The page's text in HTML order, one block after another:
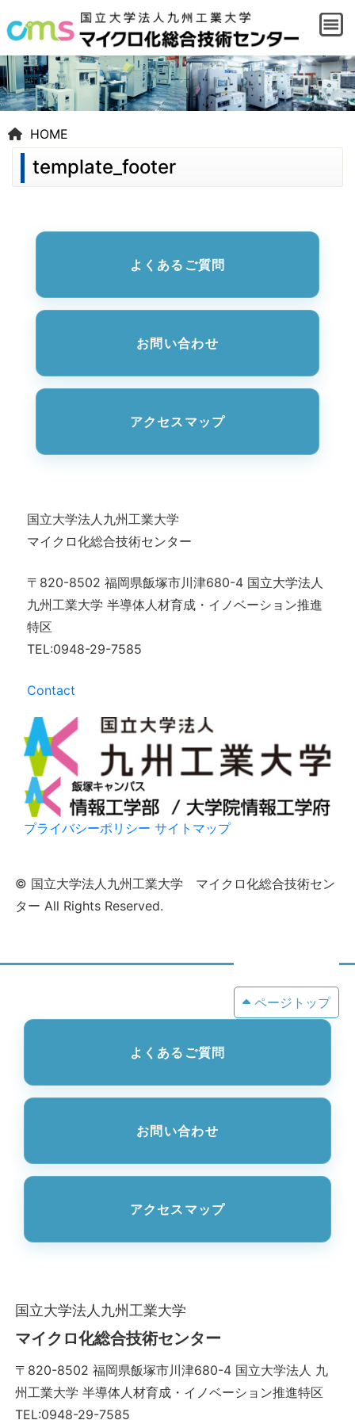
HOME
template_footer
よくあるご質問
お問い合わせ
アクセスマップ
国立大学法人九州工業大学
マイクロ化総合技術センター
〒820-8502 福岡県飯塚市川津680-4 国立大学法人
九州工業大学 半導体人材育成・イノベーション推進
特区
TEL:0948-29-7585
Contact
プライバシーポリシー サイトマップ
© 国立大学法人九州工業大学 マイクロ化総合技術セン
ター All Rights Reserved.
ページトップ
よくあるご質問
お問い合わせ
アクセスマップ
国立大学法人九州工業大学
マイクロ化総合技術センター
〒820-8502 福岡県飯塚市川津680-4 国立大学法人 九
州工業大学 半導体人材育成・イノベーション推進特区
TEL:0948-29-7585